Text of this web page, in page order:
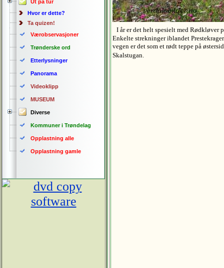
Ut på tur
Hvor er dette?
Ta quizen!
Værobservasjoner
Trønderske ord
Etterlysninger
Panorama
Videoklipp
MUSEUM
Diverse
Kommuner i Trøndelag
Opplastning alle
Opplastning gamle
I år er det helt spesielt med Rødkløver
Enkelte strekninger iblandet
vegen er det som et rødt teppe på
Skalstugan.